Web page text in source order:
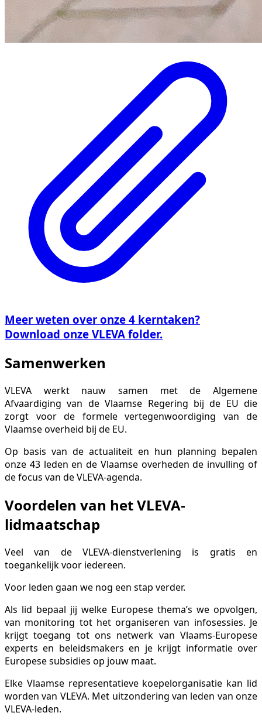
Meer weten over onze 4 kerntaken?
Download onze VLEVA folder.
Samenwerken
VLEVA werkt nauw samen met de Algemene
Afvaardiging van de Vlaamse Regering bij de EU die
zorgt voor de formele vertegenwoordiging van de
Vlaamse overheid bij de EU.
Op basis van de actualiteit en hun planning bepalen
onze 43 leden en de Vlaamse overheden de invulling of
de focus van de VLEVA-agenda.
Voordelen van ​het​ VLEVA-
lidmaatschap
​Veel ​van de VLEVA-dienstverlening is gratis en
toegankelijk voor iedereen.
Voor leden gaan we nog een stap verder.
Als lid bepaal jij welke Europese thema’s we opvolgen,
van monitoring tot het organiseren van infosessies. Je
krijgt toegang tot ons netwerk van Vlaams-Europese
experts en beleidsmakers en je krijgt informatie over
Europese subsidies op jouw maat.
Elke Vlaamse representatieve koepelorganisatie kan lid
worden van VLEVA. Met uitzondering van leden van onze
VLEVA-leden.